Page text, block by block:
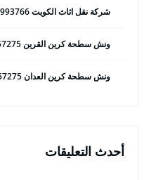
شركة نقل اثاث الكويت 50993766 هاف لوري وانيت نقل عفش
ونش سطحة كرين القرين 65557275 ونش سحب وانقاذ سيارات
ونش سطحة كرين العدان 65557275 ونش سحب وانقاذ سيارات
أحدث التعليقات